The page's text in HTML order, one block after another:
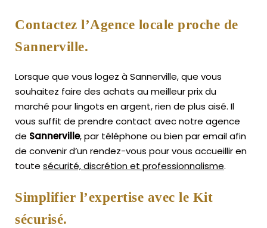
Contactez l’Agence locale proche de
Sannerville.
Lorsque que vous logez à Sannerville, que vous
souhaitez faire des achats au meilleur prix du
marché pour lingots en argent, rien de plus aisé. Il
vous suffit de prendre contact avec notre agence
de Sannerville, par téléphone ou bien par email afin
de convenir d’un rendez-vous pour vous accueillir en
toute sécurité, discrétion et professionnalisme.
Simplifier l’expertise avec le Kit
sécurisé.